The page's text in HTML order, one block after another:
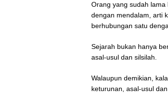
Orang yang sudah
dengan mendalam, arti
berhubungan satu
Sejarah bukan hanya
asal-usul dan silsilah.
Walaupun demikian,
keturunan, asal-usul